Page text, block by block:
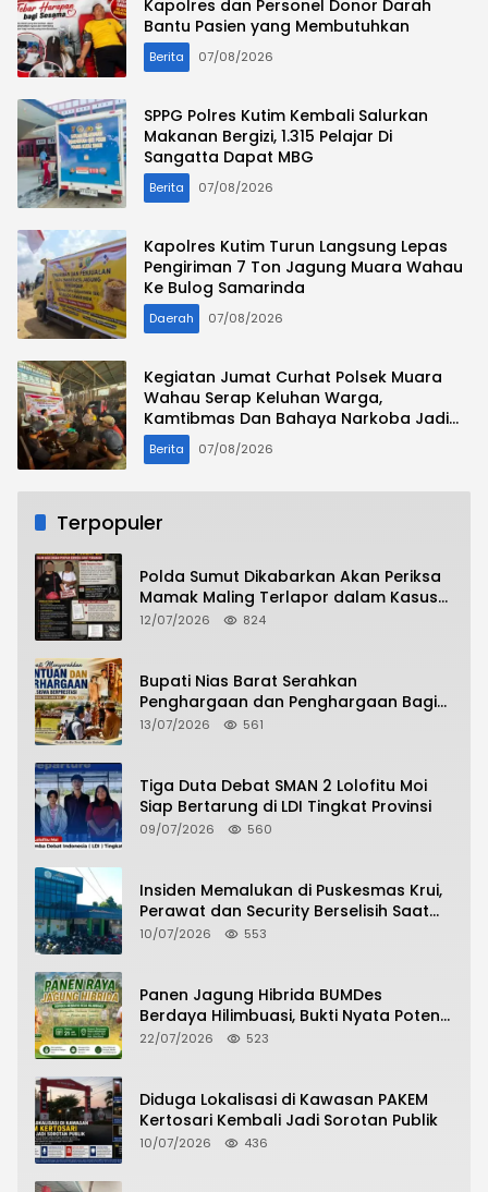
Kapolres dan Personel Donor Darah
Bantu Pasien yang Membutuhkan
Berita 07/08/2026
SPPG Polres Kutim Kembali Salurkan
Makanan Bergizi, 1.315 Pelajar Di
Sangatta Dapat MBG
Berita 07/08/2026
Kapolres Kutim Turun Langsung Lepas
Pengiriman 7 Ton Jagung Muara Wahau
Ke Bulog Samarinda
Daerah 07/08/2026
Kegiatan Jumat Curhat Polsek Muara
Wahau Serap Keluhan Warga,
Kamtibmas Dan Bahaya Narkoba Jadi
Perhatian
Berita 07/08/2026
Terpopuler
Polda Sumut Dikabarkan Akan Periksa
Mamak Maling Terlapor dalam Kasus
Dugaan Penipuan Bermodus Surat
12/07/2026 824
Bupati Nias Barat Serahkan
Penghargaan dan Penghargaan Bagi
Siswa Berprestasi Pada Pembukaan TA
13/07/2026 561
Tiga Duta Debat SMAN 2 Lolofitu Moi
Siap Bertarung di LDI Tingkat Provinsi
09/07/2026 560
Insiden Memalukan di Puskesmas Krui,
Perawat dan Security Berselisih Saat
Pelayanan Pasien Berlangsung
10/07/2026 553
Panen Jagung Hibrida BUMDes
Berdaya Hilimbuasi, Bukti Nyata Potensi
Pertanian Desa
22/07/2026 523
Diduga Lokalisasi di Kawasan PAKEM
Kertosari Kembali Jadi Sorotan Publik
10/07/2026 436